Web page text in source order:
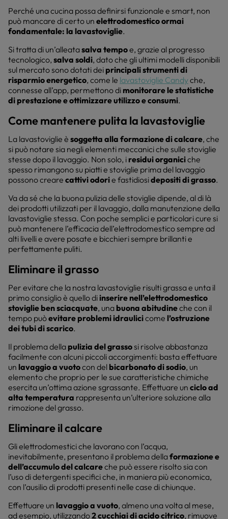
Perché una cucina possa definirsi funzionale e smart, non
può mancare di certo un elettrodomestico ormai
fondamentale: la lavastoviglie.
Si tratta di un’alleatasalva tempoe, grazie al progresso
tecnologico, salva soldi, dato che gli ultimi modelli disponibili
sul mercato sono dotati dei principali strumenti di
risparmio energetico, come le lavastoviglie Candyche,
connesse all’app, permettono di monitorare le statistiche
di prestazione e ottimizzare utilizzo e consumi.
Come mantenere pulita la lavastoviglie
La lavastoviglie è soggetta alla formazione di calcare, che
si può notare sia negli elementi meccanici che sulle stoviglie
stesse dopo il lavaggio. Non solo, i residui organiciche
spesso rimangono su piatti e stoviglie prima del lavaggio
possono creare cattivi odorie fastidiosidepositi di grasso.
Va da sé che la buona pulizia delle stoviglie dipende, al di là
dei prodotti utilizzati per il lavaggio, dalla manutenzione della
lavastoviglie stessa. Con poche semplici e particolari cure si
può mantenere l’efficacia dell’elettrodomestico sempre ad
alti livelli e avere posate e bicchieri sempre brillanti e
perfettamente puliti.
Eliminare il grasso
Per evitare che la nostra lavastoviglie risulti grassa e unta il
primo consiglio è quello di inserire nell’elettrodomestico
stoviglie ben sciacquate, una buona abitudineche con il
tempo puòevitare problemi idraulicicome l’ostruzione
dei tubi di scarico.
Il problema della pulizia del grassosi risolve abbastanza
facilmente con alcuni piccoli accorgimenti: basta effettuare
un lavaggio a vuotocon del bicarbonato di sodio, un
elemento che proprio per le sue caratteristiche chimiche
esercita un’ottima azione sgrassante. Effettuare un ciclo ad
alta temperatura rappresenta un’ulteriore soluzione alla
rimozione del grasso.
Eliminare il calcare
Gli elettrodomestici che lavorano con l’acqua,
inevitabilmente, presentano il problema dellaformazione e
dell’accumulo del calcareche può essere risolto sia con
l’uso di detergenti specifici che, in maniera più economica,
con l’ausilio di prodotti presenti nelle case di chiunque.
Effettuare un lavaggio a vuoto, almeno una volta al mese,
ad esempio, utilizzando2 cucchiai di acido citrico, rimuove